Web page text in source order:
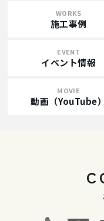
WORKS
施工事例
EVENT
イベント情報
MOVIE
動画（YouTube）